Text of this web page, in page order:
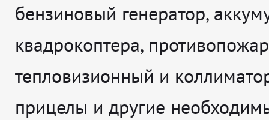
бензиновый генератор,
квадрокоптера,
тепловизионный и
прицелы и другие